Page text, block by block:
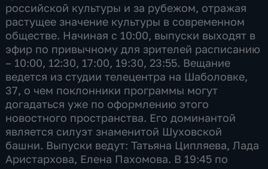
российской культуры и за рубежом, отражая
растущее значение культуры в современном
обществе. Начиная с 10:00, выпуски выходят в
эфир по привычному для зрителей расписанию
– 10:00, 12:30, 17:00, 19:30, 23:55. Вещание
ведется из студии телецентра на Шаболовке,
37, о чем поклонники программы могут
догадаться уже по оформлению этого
новостного пространства. Его доминантой
является силуэт знаменитой Шуховской
башни. Выпуски ведут: Татьяна Ципляева, Лада
Аристархова, Елена Пахомова. В 19:45 по